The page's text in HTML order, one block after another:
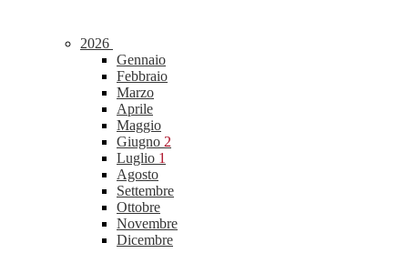
2026
Gennaio
Febbraio
Marzo
Aprile
Maggio
Giugno 2
Luglio 1
Agosto
Settembre
Ottobre
Novembre
Dicembre